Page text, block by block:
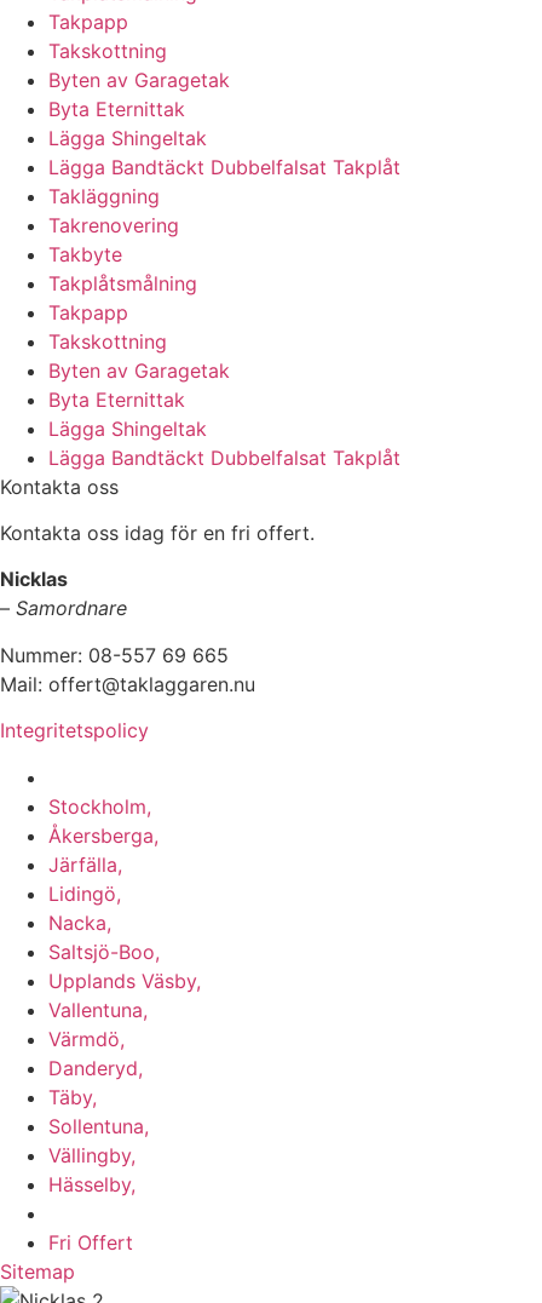
Takpapp
Takskottning
Byten av Garagetak
Byta Eternittak
Lägga Shingeltak
Lägga Bandtäckt Dubbelfalsat Takplåt
Takläggning
Takrenovering
Takbyte
Takplåtsmålning
Takpapp
Takskottning
Byten av Garagetak
Byta Eternittak
Lägga Shingeltak
Lägga Bandtäckt Dubbelfalsat Takplåt
Kontakta oss
Kontakta oss idag för en fri offert.
Nicklas
– Samordnare
Nummer: 08-557 69 665
Mail: offert@taklaggaren.nu
Integritetspolicy
Stockholm,
Åkersberga,
Järfälla,
Lidingö,
Nacka,
Saltsjö-Boo,
Upplands Väsby,
Vallentuna,
Värmdö,
Danderyd,
Täby,
Sollentuna,
Vällingby,
Hässelby,
Fri Offert
Sitemap